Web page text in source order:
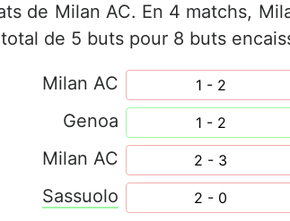
de Milan AC. En 4 matchs,
de 5 buts pour 8 buts
Milan AC 1 - 2
Genoa
1 - 2
Milan AC
2 - 3
Sassuolo
2 - 0